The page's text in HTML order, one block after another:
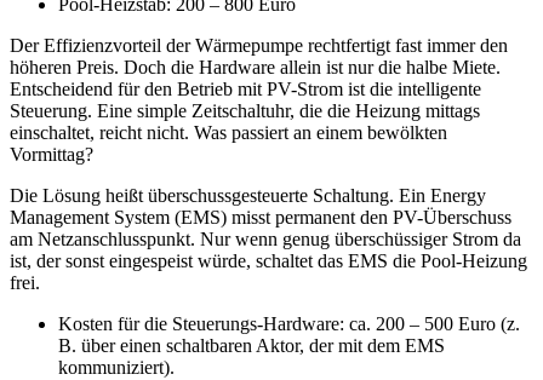
Pool-Heizstab: 200 – 800 Euro
Der Effizienzvorteil der Wärmepumpe rechtfertigt fast immer den
höheren Preis. Doch die Hardware allein ist nur die halbe Miete.
Entscheidend für den Betrieb mit PV-Strom ist die intelligente
Steuerung. Eine simple Zeitschaltuhr, die die Heizung mittags
einschaltet, reicht nicht. Was passiert an einem bewölkten
Vormittag?
Die Lösung heißt überschussgesteuerte Schaltung. Ein Energy
Management System (EMS) misst permanent den PV-Überschuss
am Netzanschlusspunkt. Nur wenn genug überschüssiger Strom da
ist, der sonst eingespeist würde, schaltet das EMS die Pool-Heizung
frei.
Kosten für die Steuerungs-Hardware: ca. 200 – 500 Euro (z.
B. über einen schaltbaren Aktor, der mit dem EMS
kommuniziert).